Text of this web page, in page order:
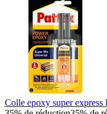
Colle epoxy super express